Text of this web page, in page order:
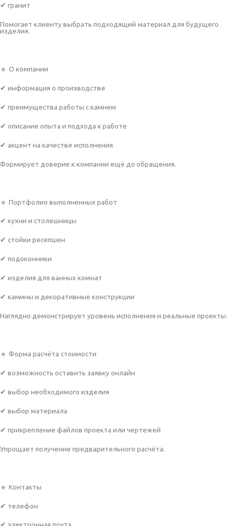
✔ гранит
Помогает клиенту выбрать подходящий материал для будущего
изделия.
🔹 О компании
✔ информация о производстве
✔ преимущества работы с камнем
✔ описание опыта и подхода к работе
✔ акцент на качестве исполнения
Формирует доверие к компании ещё до обращения.
🔹 Портфолио выполненных работ
✔ кухни и столешницы
✔ стойки ресепшен
✔ подоконники
✔ изделия для ванных комнат
✔ камины и декоративные конструкции
Наглядно демонстрирует уровень исполнения и реальные проекты.
🔹 Форма расчёта стоимости
✔ возможность оставить заявку онлайн
✔ выбор необходимого изделия
✔ выбор материала
✔ прикрепление файлов проекта или чертежей
Упрощает получение предварительного расчёта.
🔹 Контакты
✔ телефон